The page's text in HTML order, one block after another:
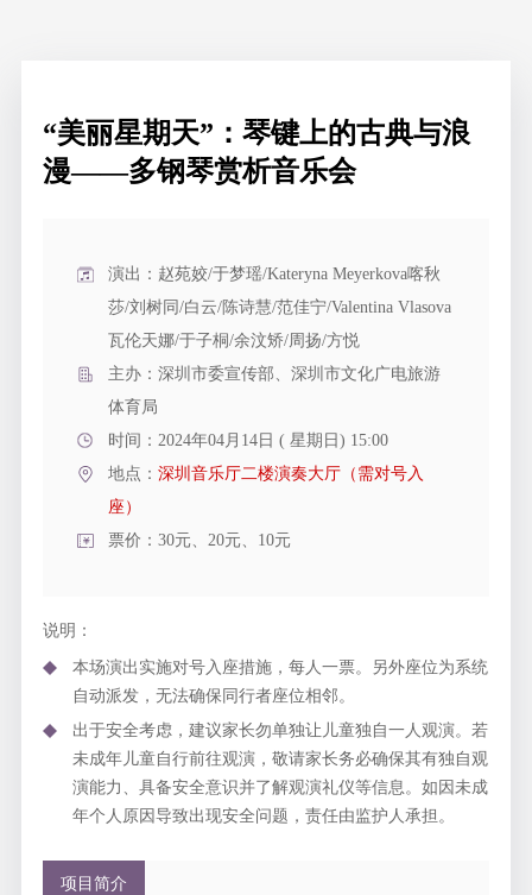
“美丽星期天”：琴键上的古典与浪
漫——多钢琴赏析音乐会
演出：赵苑姣/于梦瑶/Kateryna Meyerkova喀秋
莎/刘树同/白云/陈诗慧/范佳宁/Valentina Vlasova
瓦伦天娜/于子桐/余汶矫/周扬/方悦
主办：深圳市委宣传部、深圳市文化广电旅游
体育局
时间：2024年04月14日 ( 星期日) 15:00
地点： 深圳音乐厅二楼演奏大厅（需对号入
座）
票价：30元、20元、10元
说明：
本场演出实施对号入座措施，每人一票。另外座位为系统
自动派发，无法确保同行者座位相邻。
出于安全考虑，建议家长勿单独让儿童独自一人观演。若
未成年儿童自行前往观演，敬请家长务必确保其有独自观
演能力、具备安全意识并了解观演礼仪等信息。如因未成
年个人原因导致出现安全问题，责任由监护人承担。
项目简介